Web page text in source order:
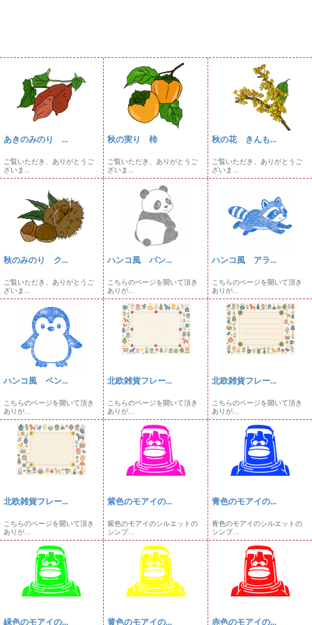
あきのみのり ...
ご覧いただき、ありがとうご
ざいま...
秋の実り 柿
ご覧いただき、ありがとうご
ざいま...
秋の花 きんも...
ご覧いただき、ありがとうご
ざいま...
秋のみのり ク...
ご覧いただき、ありがとうご
ざいま...
ハンコ風 パン...
こちらのページを開いて頂き
ありが...
ハンコ風 アラ...
こちらのページを開いて頂き
ありが...
ハンコ風 ペン...
こちらのページを開いて頂き
ありが...
北欧雑貨フレー...
こちらのページを開いて頂き
ありが...
北欧雑貨フレー...
こちらのページを開いて頂き
ありが...
北欧雑貨フレー...
こちらのページを開いて頂き
ありが...
紫色のモアイの...
紫色のモアイのシルエットの
シンプ...
青色のモアイの...
青色のモアイのシルエットの
シンプ...
緑色のモアイの... 黄色のモアイの... 赤色のモアイの...